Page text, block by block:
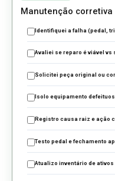
Manutenção
Identifiquei a falha (pedal,
Avaliei se reparo é viável vs
Solicitei peça original ou
Isolo equipamento
Registro causa raiz e ação
Testo pedal e fechamento
Atualizo inventário de ativos